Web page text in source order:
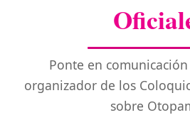
Ponte en
organizador de los
sobre